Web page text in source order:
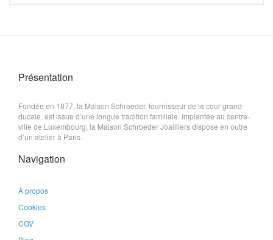
Présentation
Fondée en 1877, la Maison Schroeder, fournisseur de la cour grand-
ducale, est issue d’une longue tradition familiale. Implantée au centre-
ville de Luxembourg, la Maison Schroeder Joailliers dispose en outre
d’un atelier à Paris.
Navigation
A propos
Cookies
CGV